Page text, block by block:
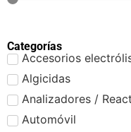
Categorías
Accesorios
Algicidas
Analizadores /
Automóvil